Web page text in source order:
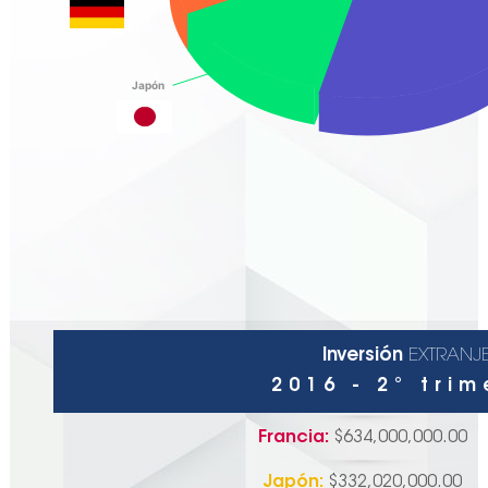
Japón
Inversión
2016 - 2°
Francia:$634,000,000.00
Japón: $332,020,000.00